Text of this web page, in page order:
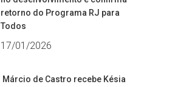
retorno do Programa RJ para
Todos
17/01/2026
Márcio de Castro recebe Késia